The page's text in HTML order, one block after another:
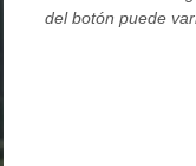
del botón puede